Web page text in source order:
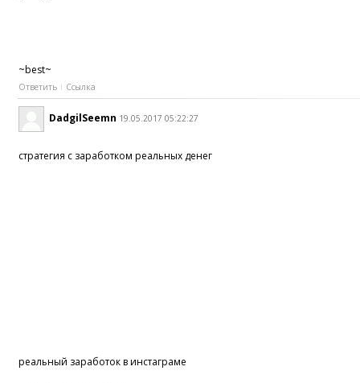
~best~
Ответить Ссылка
DadgilSeemn 19.05.2017 05:22:27
стратегия с заработком реальных денег
реальный заработок в инстаграме